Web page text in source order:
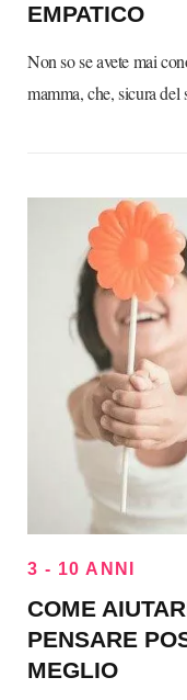
EMPATICO
Non so se avete mai
mamma, che, sicura
3 - 10 ANNI
COME
PENSARE
MEGLIO